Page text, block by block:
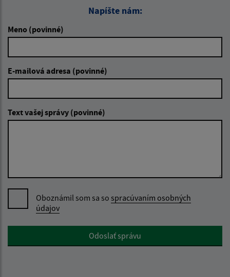
Napíšte nám:
Meno (povinné)
E-mailová adresa (povinné)
Text vašej správy (povinné)
Oboznámil som sa so spracúvaním osobných
údajov
Google reCaptcha ResponseOdoslať správu